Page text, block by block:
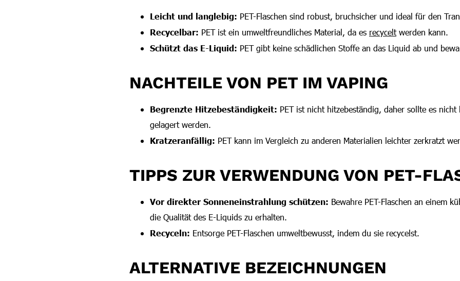
Leicht und langlebig: PET-Flaschen sind robust, bruchsicher und ideal für den
Recycelbar: PET ist ein umweltfreundliches Material, da es recyceltwerden kann.
Schützt das E-Liquid: PET gibt keine schädlichen Stoffe an das Liquid ab und
NACHTEILE VON PET IM VAPING
Begrenzte Hitzebeständigkeit: PET ist nicht hitzebeständig, daher sollte es
gelagert werden.
Kratzeranfällig: PET kann im Vergleich zu anderen Materialien leichter zerkratzt
TIPPS ZUR VERWENDUNG VON PET-
Vor direkter Sonneneinstrahlung schützen: Bewahre PET-Flaschen an einem
die Qualität des E-Liquids zu erhalten.
Recyceln: Entsorge PET-Flaschen umweltbewusst, indem du sie recycelst.
ALTERNATIVE BEZEICHNUNGEN